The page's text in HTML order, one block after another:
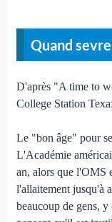
Quand
D'après "A time to
College Station
Le "bon âge" pour
L'Académie
an, alors que l'OMS
l'allaitement jusqu'à
beaucoup de gens,